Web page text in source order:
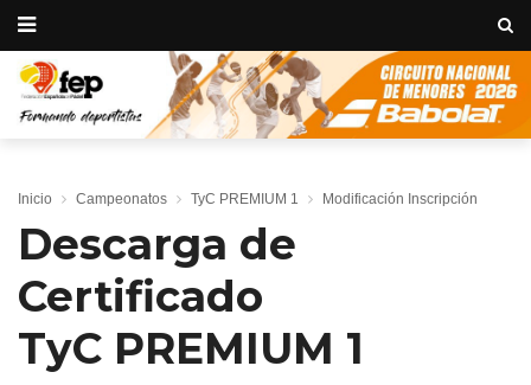
Inicio Campeonatos TyC PREMIUM 1 Modificación Inscripción
Descarga de
Certificado
TyC PREMIUM 1